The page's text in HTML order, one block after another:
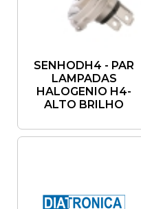
SENHODH4 - PAR
LAMPADAS
HALOGENIO H4-
ALTO BRILHO